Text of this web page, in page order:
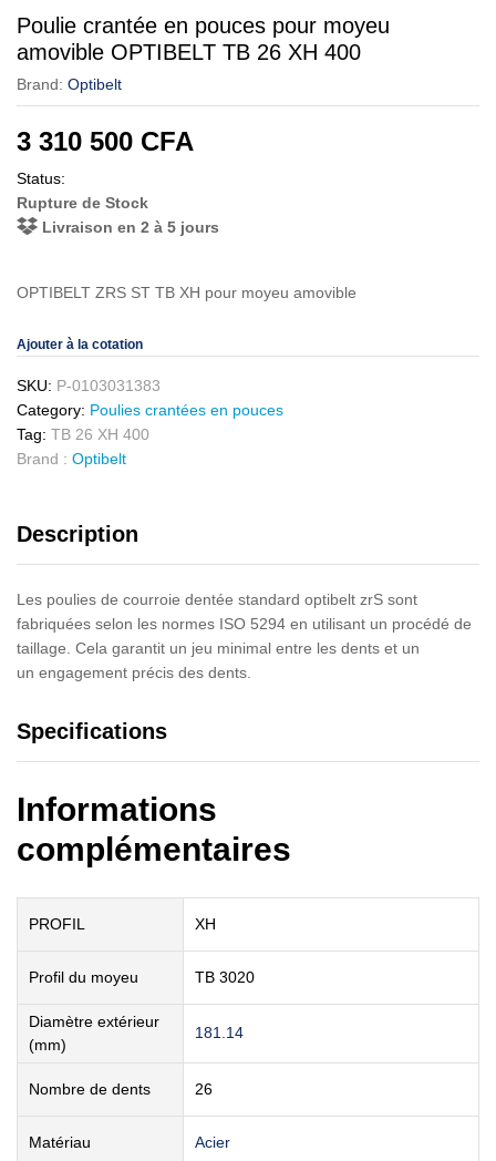
Poulie crantée en pouces pour moyeu
amovible OPTIBELT TB 26 XH 400
Brand: Optibelt
3 310 500 CFA
Status:
Rupture de Stock
Livraison en 2 à 5 jours
OPTIBELT ZRS ST TB XH pour moyeu amovible
Ajouter à la cotation
SKU: P-0103031383
Category: Poulies crantées en pouces
Tag: TB 26 XH 400
Brand : Optibelt
Description
Les poulies de courroie dentée standard optibelt zrS sont
fabriquées selon les normes ISO 5294 en utilisant un procédé de
taillage. Cela garantit un jeu minimal entre les dents et un
un engagement précis des dents.
Specifications
Informations
complémentaires
PROFIL XH
Profil du moyeu TB 3020
Diamètre extérieur
(mm)
181.14
Nombre de dents 26
Matériau Acier